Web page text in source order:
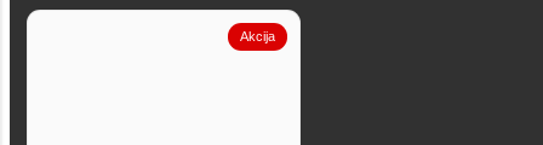
Akcija